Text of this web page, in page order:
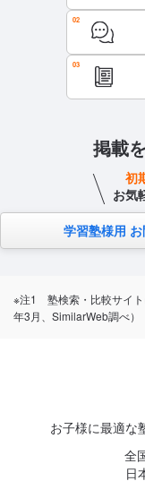
掲載
初
お気
学習塾様用
※注1 塾検索・比較サイト
年3月、SimilarWeb調べ）
お子様に最適な
全
日